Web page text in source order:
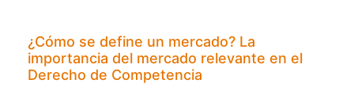
¿Cómo se define un mercado? La
importancia del mercado relevante en el
Derecho de Competencia